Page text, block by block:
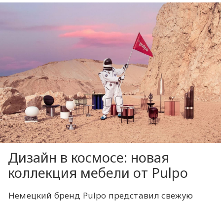
Дизайн в космосе: новая
коллекция мебели от Pulpo
Немецкий бренд Pulpo представил свежую